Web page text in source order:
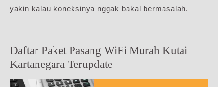
yakin kalau koneksinya nggak bakal bermasalah.
Daftar Paket Pasang WiFi Murah Kutai
Kartanegara Terupdate